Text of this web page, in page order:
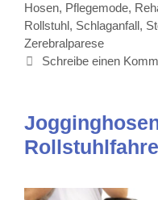
Hosen, Pflegemode,
Rollstuhl, Schlaganfall,
Zerebralparese
Schreibe einen